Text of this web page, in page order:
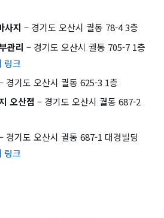
사지 – 경기도 오산시 궐동 78-4 3층
관리 – 경기도 오산시 궐동 705-7 1층
링크
경기도 오산시 궐동 625-3 1층
오산점 – 경기도 오산시 궐동 687-2
경기도 오산시 궐동 687-1 대경빌딩
링크